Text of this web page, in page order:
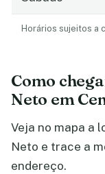
Horários sujeitos a
Como
Neto em
Veja no mapa a
Neto e trace a
endereço.